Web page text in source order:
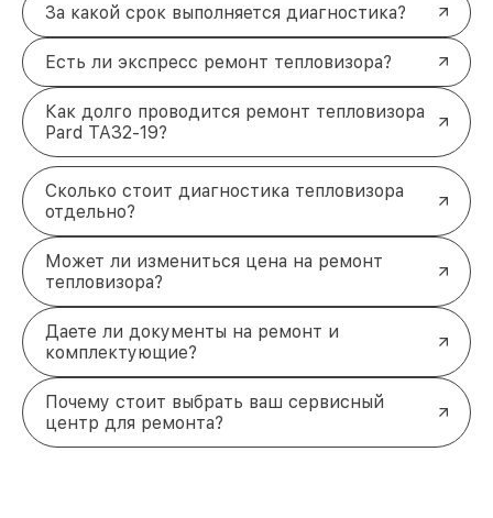
За какой срок выполняется диагностика?
Есть ли экспресс ремонт тепловизора?
Как долго проводится ремонт тепловизора
Pard TA32-19?
Сколько стоит диагностика тепловизора
отдельно?
Может ли измениться цена на ремонт
тепловизора?
Даете ли документы на ремонт и
комплектующие?
Почему стоит выбрать ваш сервисный
центр для ремонта?